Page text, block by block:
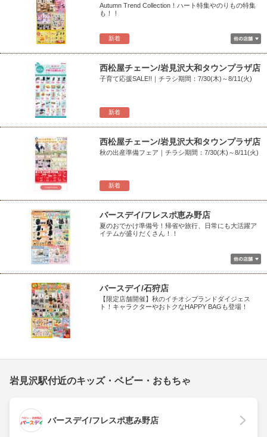
新着
Autumn Trend Collection！ハート特集やのりもの特集
も！！
新着
西松屋チェーン/岩見沢大和タウンプラザ店
子育て応援SALE!!｜チラシ期間：7/30(木)～8/11(火)
新着
西松屋チェーン/岩見沢大和タウンプラザ店
秋の出産準備フェア｜チラシ期間：7/30(木)～8/11(火)
バースデイ/フレスポ恵み野店
夏のおでかけ準備号！帰省や旅行、日常にも大活躍ア
イテムが盛りだくさん！！
バースデイ/石狩店
【限定店舗開催】秋のイチオシブランドダイジェス
ト！キャラクターやおトクなHAPPY BAGも登場！
岩見沢駅付近のキッズ・ベビー・おもちゃ
バースデイ/フレスポ恵み野店